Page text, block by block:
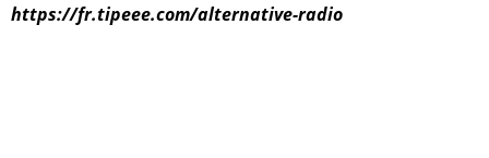
https://fr.tipeee.com/alternative-radio